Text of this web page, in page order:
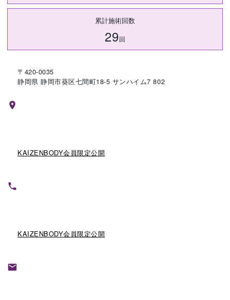
累計施術回数
29回
〒420-0035
静岡県 静岡市葵区七間町18-5 サンハイム7 802
KAIZENBODY会員限定公開
KAIZENBODY会員限定公開